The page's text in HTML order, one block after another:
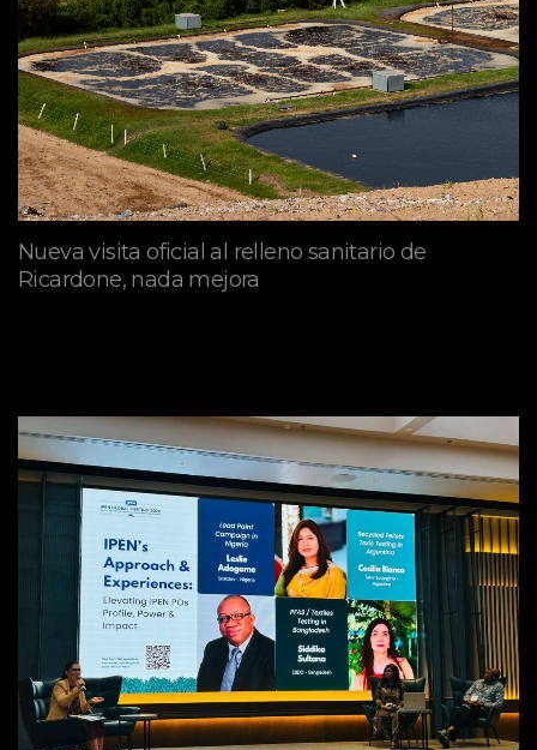
Nueva visita oficial al relleno sanitario de
Ricardone, nada mejora